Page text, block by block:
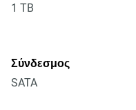
1 TB
Σύνδεσμος
SATA